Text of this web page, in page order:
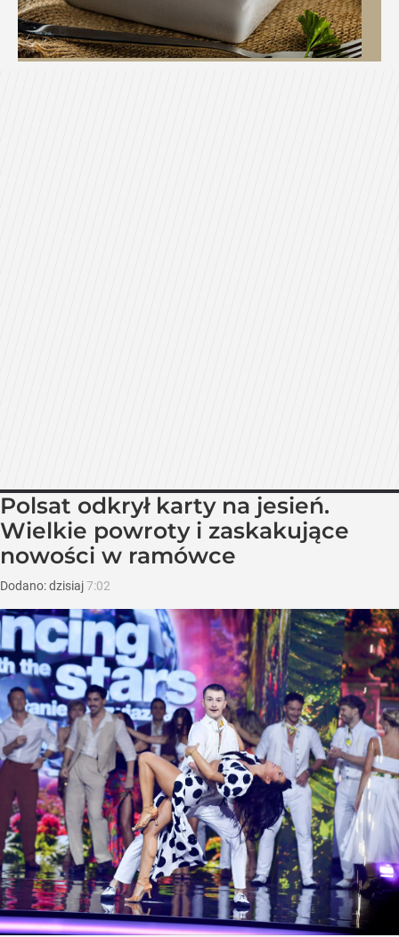
Polsat odkrył karty na jesień.
Wielkie powroty i zaskakujące
nowości w ramówce
Dodano:dzisiaj7:02